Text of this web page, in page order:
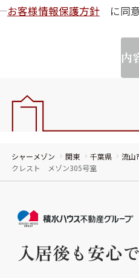
お客様情報保護方針 に同
内
シャーメゾン 関東 千葉県 流山
クレスト メゾン305号室
入居後も安心